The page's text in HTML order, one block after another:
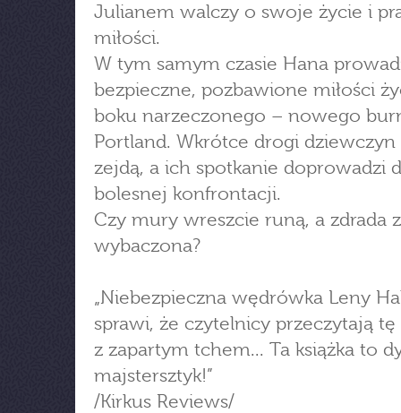
Julianem walczy o swoje życie i
miłości.
W tym samym czasie Hana
bezpieczne, pozbawione miłości
boku narzeczonego – nowego
Portland. Wkrótce drogi
zejdą, a ich spotkanie doprowadzi
bolesnej konfrontacji.
Czy mury wreszcie runą, a zdrada
wybaczona?
„Niebezpieczna wędrówka Leny
sprawi, że czytelnicy przeczytają
z zapartym tchem... Ta książka to
majstersztyk!”
/Kirkus Reviews/